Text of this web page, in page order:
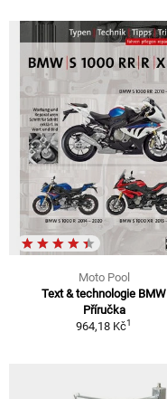
Moto Pool
Text & technologie BMW
Příručka
964,18 Kč1